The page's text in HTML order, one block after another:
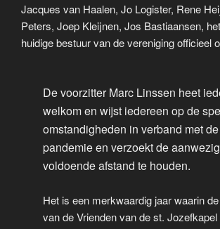
Jacques van Haalen, Jo Logister, Rene
Peters, Joep Kleijnen, Jos Bastiaansen,
huidige bestuur van de vereniging officieel
De voorzitter Marc Linssen heet
welkom en wijst iedereen op de
omstandigheden in verband met
pandemie en verzoekt de
voldoende afstand te houden.
Het is een merkwaardig jaar waarin
van de Vrienden van de st.